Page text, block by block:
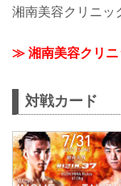
湘南美容クリニッ
≫ 湘南美容クリニ
対戦カード